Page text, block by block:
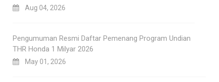
Aug 04, 2026
Pengumuman Resmi Daftar Pemenang Program Undian
THR Honda 1 Milyar 2026
May 01, 2026